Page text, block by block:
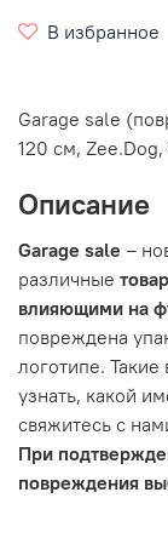
В избранное
Garage sale
120 см,
Описание
Garage sale –
различные
влияющими на
повреждена
логотипе. Такие
узнать, какой
свяжитесь с
При
повреждения